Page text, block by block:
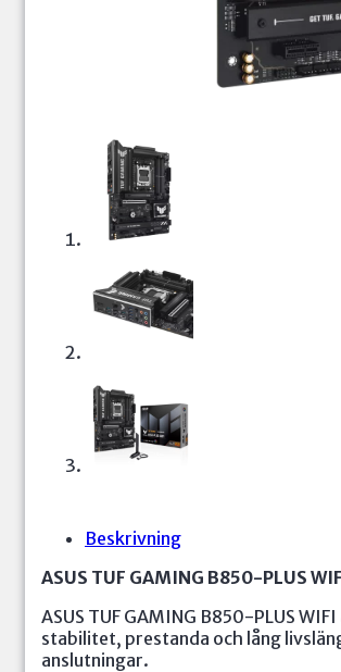
Beskrivning
ASUS TUF GAMING B850-PLUS
ASUS TUF GAMING B850-PLUS
stabilitet, prestanda och lång
anslutningar.